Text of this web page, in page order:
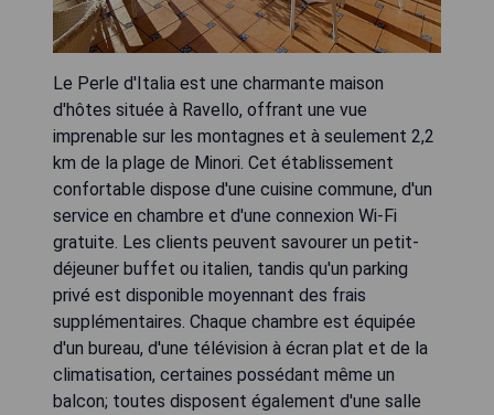
Le Perle d'Italia est une charmante maison
d'hôtes située à Ravello, offrant une vue
imprenable sur les montagnes et à seulement 2,2
km de la plage de Minori. Cet établissement
confortable dispose d'une cuisine commune, d'un
service en chambre et d'une connexion Wi-Fi
gratuite. Les clients peuvent savourer un petit-
déjeuner buffet ou italien, tandis qu'un parking
privé est disponible moyennant des frais
supplémentaires. Chaque chambre est équipée
d'un bureau, d'une télévision à écran plat et de la
climatisation, certaines possédant même un
balcon; toutes disposent également d'une salle